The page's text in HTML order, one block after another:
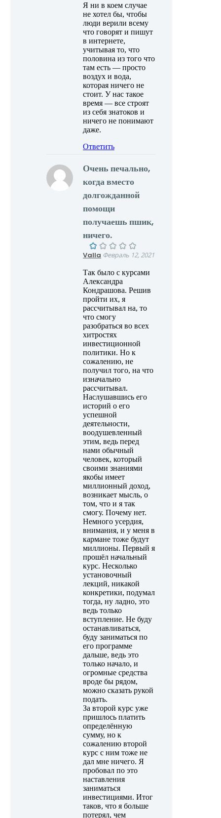
Я ни в коем случае
не хотел бы, чтобы
люди верили всему
что говорят и пишут
в интернете,
учитывая то, что
половина из того что
там есть — просто
воздух и вода,
которая ничего не
стоит. У нас такое
время — все строят
из себя знатоков и
ничего не понимают
даже.
Ответить
Очень печально,
когда вместо
долгожданной
помощи
получаешь пшик,
ничего.
Valla Февраль 12, 2021
Так было с курсами
Александра
Кондрашова. Решив
пройти их, я
рассчитывал на, то
что смогу
разобраться во всех
хитростях
инвестиционной
политики. Но к
сожалению, не
получил того, на что
изначально
рассчитывал.
Наслушавшись его
историй о его
успешной
деятельности,
воодушевленный
этим, ведь перед
нами обычный
человек, который
своими знаниями
якобы имеет
миллионный доход,
возникает мысль, о
том, что и я так
смогу. Почему нет.
Немного усердия,
внимания, и у меня в
кармане тоже будут
миллионы. Первый я
прошёл начальный
курс. Несколько
установочный
лекций, никакой
конкретики, подумал
тогда, ну ладно, это
ведь только
вступление. Не буду
останавливаться,
буду заниматься по
его программе
дальше, ведь это
только начало, и
огромные средства
вроде бы рядом,
можно сказать рукой
подать.
За второй курс уже
пришлось платить
определённую
сумму, но к
сожалению второй
курс с ним тоже не
дал мне ничего. Я
пробовал по это
наставления
заниматься
инвестициями. Итог
таков, что я больше
потерял, чем